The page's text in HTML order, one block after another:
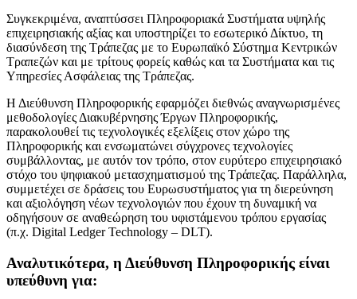
​​​​Συγκεκριμένα, αναπτύσσει Πληροφοριακά Συστήματα υψηλής
επιχειρησιακής αξίας και υποστηρίζει το εσωτερικό Δίκτυο, τη
διασύνδεση της Τράπεζας με το Ευρωπαϊκό Σύστημα Κεντρικών
Τραπεζών και με τρίτους φορείς καθώς και τα Συστήματα και τις
Υπηρεσίες Ασφάλειας της Τράπεζας.
​Η Διεύθυνση Πληροφορικής εφαρμόζει διεθνώς αναγνωρισμένες
μεθοδολογίες Διακυβέρνησης Έργων Πληροφορικής,
παρακολουθεί τις τεχνολογικές εξελίξεις στον χώρο της
Πληροφορικής και ενσωματώνει σύγχρονες τεχνολογίες
συμβάλλοντας, με αυτόν τον τρόπο, στον ευρύτερο επιχειρησιακό
στόχο του ψηφιακού μετασχηματισμού της Τράπεζας. Παράλληλα,
συμμετέχει σε δράσεις του Ευρωσυστήματος για τη διερεύνηση
και αξιολόγηση νέων τεχνολογιών που έχουν τη δυναμική να
οδηγήσουν σε αναθεώρηση του υφιστάμενου τρόπου εργασίας
(π.χ. Digital Ledger Technology – DLT).
Αναλυτικότερα, η Διεύθυνση Πληροφορικής είναι
υπεύθυνη για: